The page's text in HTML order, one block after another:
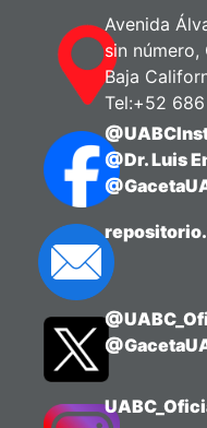
Avenida
sin número,
Baja
Tel:+52
@Dr. Luis